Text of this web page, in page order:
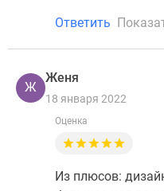
Ответить
Ж
Женя
18 января 2022
Оценка
Из плюсов: